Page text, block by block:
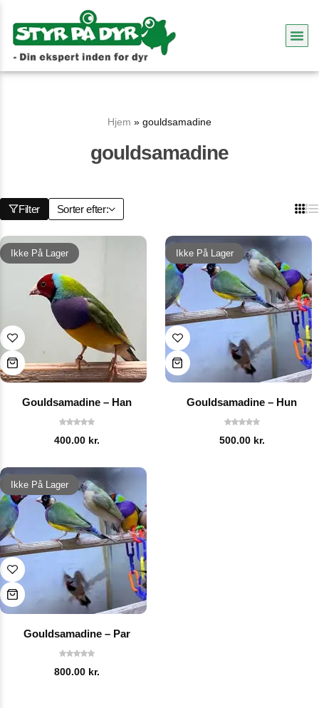
Hjem » gouldsamadine
gouldsamadine
Filter Sorter efter:
Ikke På Lager
Gouldsamadine – Han
400.00 kr.
Ikke På Lager
Gouldsamadine – Hun
500.00 kr.
Ikke På Lager
Gouldsamadine – Par
800.00 kr.